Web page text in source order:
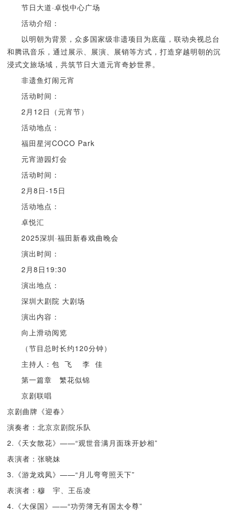
节日大道·卓悦中心广场
活动介绍：
以明朝为背景，众多国家级非遗项目为底蕴，联动央视总台
和腾讯音乐，通过展示、展演、展销等方式，打造穿越明朝的沉
浸式文旅场域，共筑节日大道元宵奇妙世界。
非遗鱼灯闹元宵
活动时间：
2月12日（元宵节）
活动地点：
福田星河COCO Park
元宵游园灯会
活动时间：
2月8日-15日
活动地点：
卓悦汇
2025深圳·福田新春戏曲晚会
演出时间：
2月8日19:30
演出地点：
深圳大剧院 大剧场
演出内容：
向上滑动阅览
（节目总时长约120分钟）
主持人：包 飞 李 佳
第一篇章 繁花似锦
京剧联唱
京剧曲牌《迎春》
演奏者：北京京剧院乐队
2.《天女散花》——“观世音满月面珠开妙相”
表演者：张晓妹
3.《游龙戏凤》——“月儿弯弯照天下”
表演者：穆 宇、王岳凌
4.《大保国》——“功劳簿无有国太令尊”